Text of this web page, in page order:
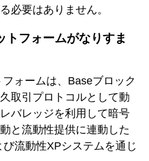
必要はありません。
フォームがなりすま
ォームは、Baseブロック
取引プロトコルとして動
バレッジを利用して暗号
と流動性提供に連動した
び流動性XPシステムを通じ